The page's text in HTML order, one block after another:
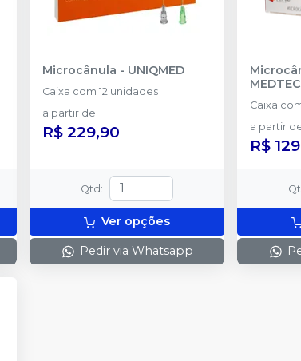
Microcânula - UNIQMED
Caixa com 12 unidades
a partir de:
R$ 229,90
Qtd:
Ver opções
Pedir via Whatsapp
Caixa
a partir
R$